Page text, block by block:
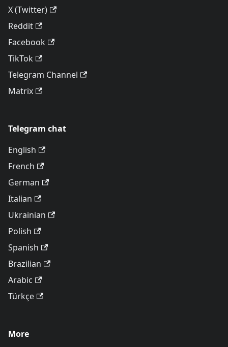
X (Twitter)
Reddit
Facebook
TikTok
Telegram Channel
Matrix
Telegram chat
English
French
German
Italian
Ukrainian
Polish
Spanish
Brazilian
Arabic
Türkçe
More